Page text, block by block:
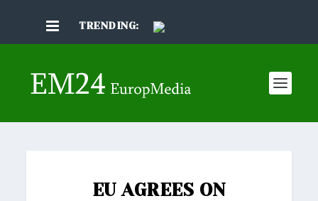
TRENDING:
EU AGREES ON